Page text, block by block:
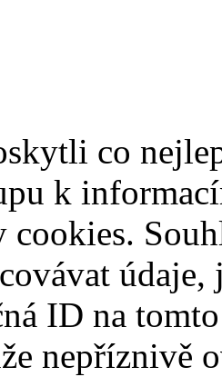
co
k
cookies.
ID na
nepříznivě